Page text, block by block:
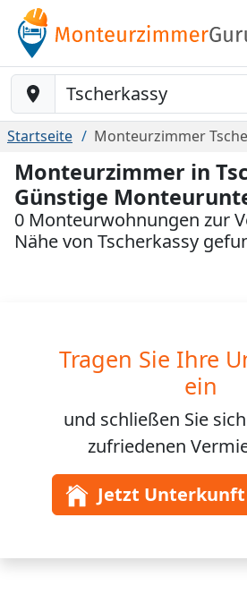
Baustelle-Location
Startseite Monteurzimmer
Monteurzimmer in
Günstige
0 Monteurwohnungen zur
Nähe von Tscherkassy
Tragen Sie Ihre
ein
und schließen Sie sich
zufriedenen
Jetzt